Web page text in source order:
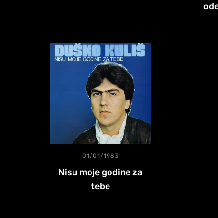
01/01/1983
Nisu moje godine za
tebe